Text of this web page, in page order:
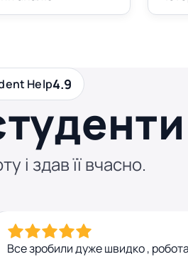
Help4.9
і здав її вчасно.
Все зробили дуже швидко ,